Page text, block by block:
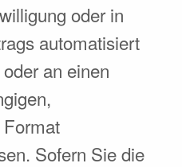
oder in
automatisiert
an einen
Sofern Sie die